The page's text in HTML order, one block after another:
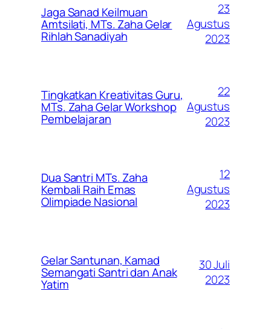
Jaga Sanad Keilmuan
Amtsilati, MTs. Zaha Gelar
Rihlah Sanadiyah
23
Agustus
2023
Tingkatkan Kreativitas Guru,
MTs. Zaha Gelar Workshop
Pembelajaran
22
Agustus
2023
Dua Santri MTs. Zaha
Kembali Raih Emas
Olimpiade Nasional
12
Agustus
2023
Gelar Santunan, Kamad
Semangati Santri dan Anak
Yatim
30 Juli
2023